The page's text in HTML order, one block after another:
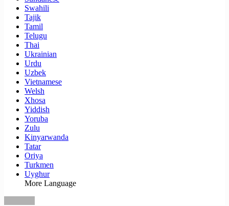
Swahili
Tajik
Tamil
Telugu
Thai
Ukrainian
Urdu
Uzbek
Vietnamese
Welsh
Xhosa
Yiddish
Yoruba
Zulu
Kinyarwanda
Tatar
Oriya
Turkmen
Uyghur
More Language